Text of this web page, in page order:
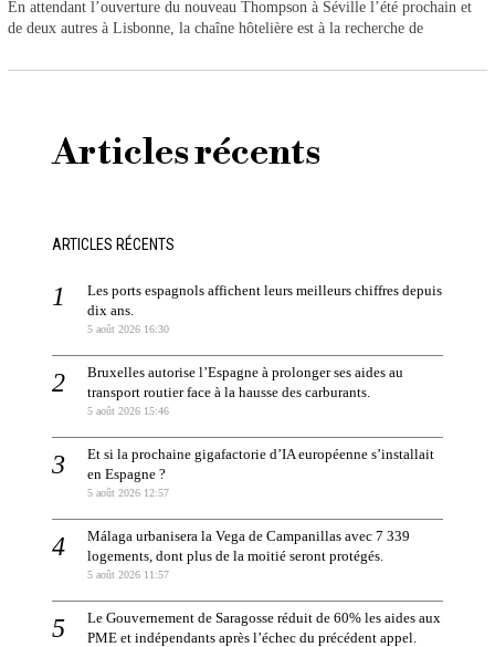
En attendant l’ouverture du nouveau Thompson à Séville l’été prochain et
de deux autres à Lisbonne, la chaîne hôtelière est à la recherche de
Articles récents
ARTICLES RÉCENTS
Les ports espagnols affichent leurs meilleurs chiffres depuis
dix ans.
5 août 2026 16:30
Bruxelles autorise l’Espagne à prolonger ses aides au
transport routier face à la hausse des carburants.
5 août 2026 15:46
Et si la prochaine gigafactorie d’IA européenne s’installait
en Espagne ?
5 août 2026 12:57
Málaga urbanisera la Vega de Campanillas avec 7 339
logements, dont plus de la moitié seront protégés.
5 août 2026 11:57
Le Gouvernement de Saragosse réduit de 60% les aides aux
PME et indépendants après l’échec du précédent appel.